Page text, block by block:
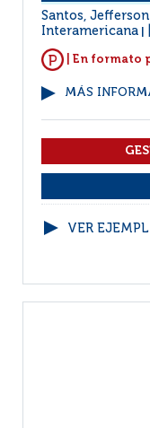
Santos,
Interamericana
| En formato
MÁS
VER